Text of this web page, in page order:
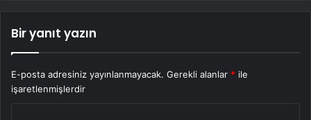
Bir yanıt yazın
E-posta adresiniz yayınlanmayacak. Gerekli alanlar * ile
işaretlenmişlerdir